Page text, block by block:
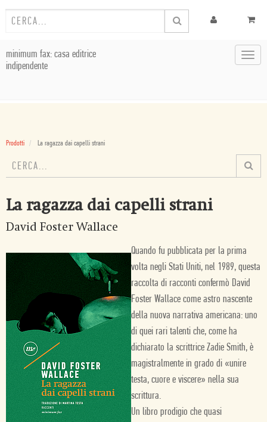
minimum fax: casa editrice
indipendente
Prodotti La ragazza dai capelli strani
La ragazza dai capelli strani
David Foster Wallace
Quando fu pubblicata per la prima
volta negli Stati Uniti, nel 1989, questa
raccolta di racconti confermò David
Foster Wallace come astro nascente
della nuova narrativa americana: uno
di quei rari talenti che, come ha
dichiarato la scrittrice Zadie Smith, è
magistralmente in grado di «unire
testa, cuore e viscere» nella sua
scrittura.
Un libro prodigio che quasi